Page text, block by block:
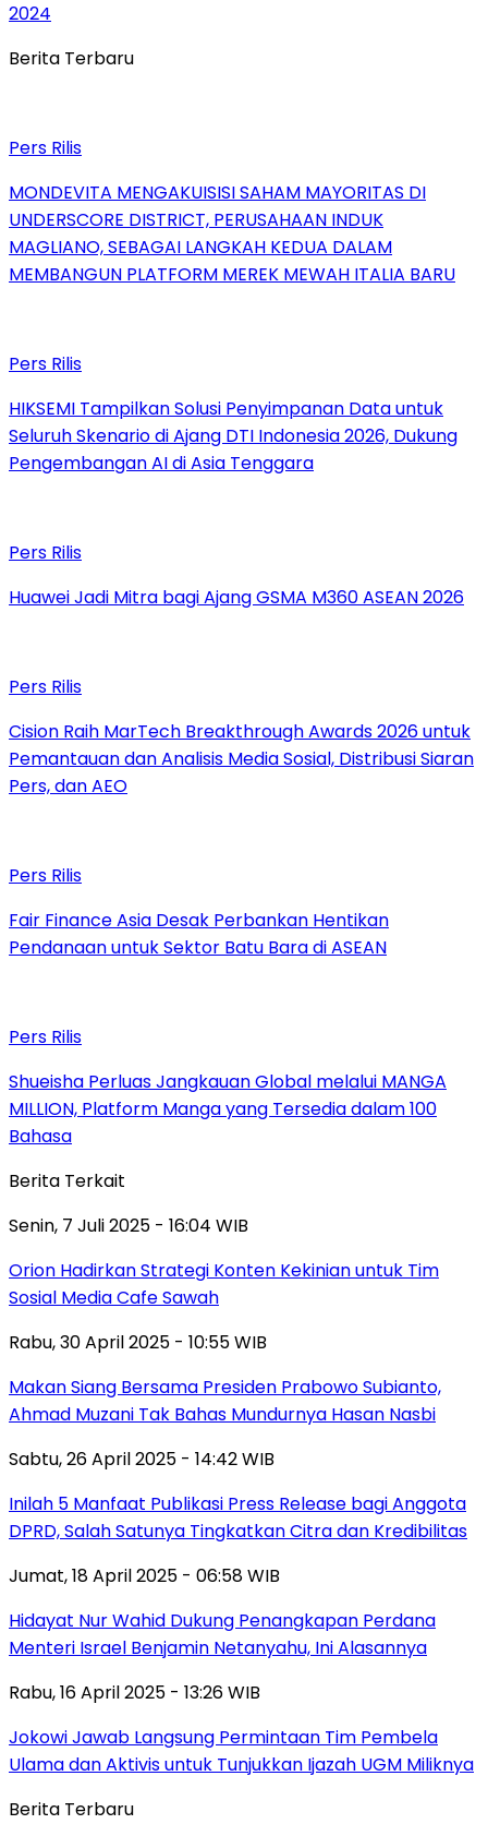
2024
Berita Terbaru
Pers Rilis
MONDEVITA MENGAKUISISI SAHAM MAYORITAS DI
UNDERSCORE DISTRICT, PERUSAHAAN INDUK
MAGLIANO, SEBAGAI LANGKAH KEDUA DALAM
MEMBANGUN PLATFORM MEREK MEWAH ITALIA BARU
Pers Rilis
HIKSEMI Tampilkan Solusi Penyimpanan Data untuk
Seluruh Skenario di Ajang DTI Indonesia 2026, Dukung
Pengembangan AI di Asia Tenggara
Pers Rilis
Huawei Jadi Mitra bagi Ajang GSMA M360 ASEAN 2026
Pers Rilis
Cision Raih MarTech Breakthrough Awards 2026 untuk
Pemantauan dan Analisis Media Sosial, Distribusi Siaran
Pers, dan AEO
Pers Rilis
Fair Finance Asia Desak Perbankan Hentikan
Pendanaan untuk Sektor Batu Bara di ASEAN
Pers Rilis
Shueisha Perluas Jangkauan Global melalui MANGA
MILLION, Platform Manga yang Tersedia dalam 100
Bahasa
Berita Terkait
Senin, 7 Juli 2025 - 16:04 WIB
Orion Hadirkan Strategi Konten Kekinian untuk Tim
Sosial Media Cafe Sawah
Rabu, 30 April 2025 - 10:55 WIB
Makan Siang Bersama Presiden Prabowo Subianto,
Ahmad Muzani Tak Bahas Mundurnya Hasan Nasbi
Sabtu, 26 April 2025 - 14:42 WIB
Inilah 5 Manfaat Publikasi Press Release bagi Anggota
DPRD, Salah Satunya Tingkatkan Citra dan Kredibilitas
Jumat, 18 April 2025 - 06:58 WIB
Hidayat Nur Wahid Dukung Penangkapan Perdana
Menteri Israel Benjamin Netanyahu, Ini Alasannya
Rabu, 16 April 2025 - 13:26 WIB
Jokowi Jawab Langsung Permintaan Tim Pembela
Ulama dan Aktivis untuk Tunjukkan Ijazah UGM Miliknya
Berita Terbaru